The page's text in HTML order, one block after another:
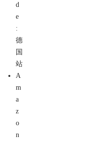
d
e
:
德
国
站
A
m
a
z
o
n